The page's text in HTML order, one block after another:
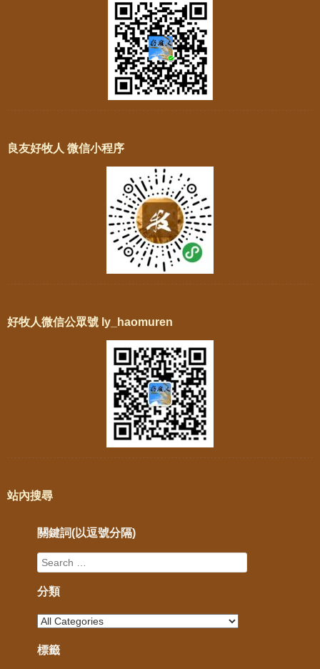
良友好牧人 微信小程序
好牧人微信公眾號 ly_haomuren
站內搜尋
關鍵詞(以逗號分隔)
分類
標籤